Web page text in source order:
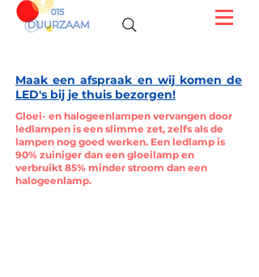
Maak een afspraak en wij komen de
LED's bij je thuis bezorgen!
Gloei- en halogeenlampen vervangen door
ledlampen is een slimme zet, zelfs als de
lampen nog goed werken. Een ledlamp is
90% zuiniger dan een gloeilamp en
verbruikt 85% minder stroom dan een
halogeenlamp.